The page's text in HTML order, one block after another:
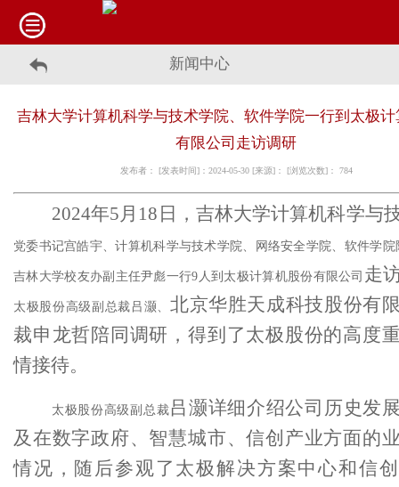
新闻中心
吉林大学计算机科学与技术学院、软件学院一行到太极
有限公司走访调研
发布者： [发表时间]：2024-05-30 [来源]： [浏览次数]： 784
2024年5月18日， 吉林大学计算机科学与
党委书记宫皓宇、计算机科学与技术学院、网络安全学院、软件学院
吉林大学校友办副主任尹彪一行9人到 太极计算机股份有限公司 走
太极股份高级副总裁吕灏、 北京华胜天成科技股份有
裁申龙哲陪同调研， 得到了太极股份的高度
情接待。
太极股份高级副总裁 吕灏详细介绍公司历史发
及在数字政府、智慧城市、信创产业方面的
情况，随后参观了太极解决方案中心和信